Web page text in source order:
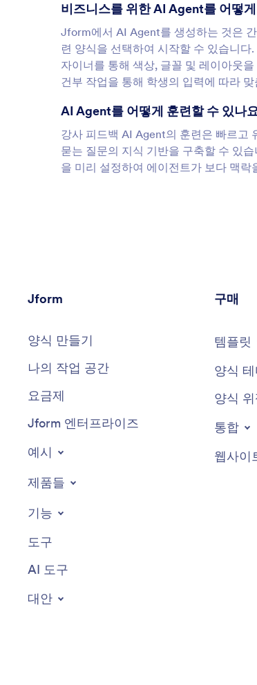
비즈니스를 위한 AI Agent를 어떻
Jform에서 AI Agent를 생성하는 것은
련 양식을 선택하여 시작할 수 있습니
자이너를 통해 색상, 글꼴 및 레이아웃
건부 작업을 통해 학생의 입력에 따라
AI Agent를 어떻게 훈련할 수 있나
강사 피드백 AI Agent의 훈련은 빠르고
묻는 질문의 지식 기반을 구축할 수 있
을 미리 설정하여 에이전트가 보다 맥
Jform
양식 만들기
나의 작업 공간
요금제
Jform 엔터프라이즈
예시
제품들
기능
도구
AI 도구
대안
구매
템플릿
양식
양식 위
통합
웹사이